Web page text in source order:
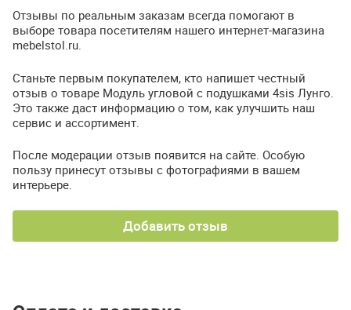
Отзывы по реальным заказам всегда помогают в
выборе товара посетителям нашего интернет-магазина
mebelstol.ru.
Станьте первым покупателем, кто напишет честный
отзыв о товаре Модуль угловой с подушками 4sis Лунго.
Это также даст информацию о том, как улучшить наш
сервис и ассортимент.
После модерации отзыв появится на сайте. Особую
пользу принесут отзывы с фотографиями в вашем
интерьере.
Добавить отзыв